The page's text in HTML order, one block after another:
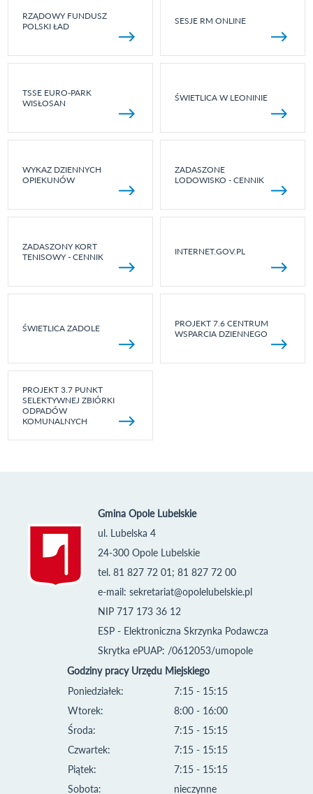
RZĄDOWY FUNDUSZ
POLSKI ŁAD
SESJE RM ONLINE
TSSE EURO-PARK
WISŁOSAN
ŚWIETLICA W LEONINIE
WYKAZ DZIENNYCH
OPIEKUNÓW
ZADASZONE
LODOWISKO - CENNIK
ZADASZONY KORT
TENISOWY - CENNIK
INTERNET.GOV.PL
ŚWIETLICA ZADOLE
PROJEKT 7.6 CENTRUM
WSPARCIA DZIENNEGO
PROJEKT 3.7 PUNKT
SELEKTYWNEJ ZBIÓRKI
ODPADÓW
KOMUNALNYCH
Gmina Opole Lubelskie
ul. Lubelska 4
24-300 Opole Lubelskie
tel. 81 827 72 01; 81 827 72 00
e-mail: sekretariat@opolelubelskie.pl
NIP 717 173 36 12
ESP - Elektroniczna Skrzynka Podawcza
Skrytka ePUAP: /0612053/umopole
Godziny pracy Urzędu Miejskiego
Poniedziałek:
Wtorek:
Środa:
Czwartek:
Piątek:
Sobota:
7:15 - 15:15
8:00 - 16:00
7:15 - 15:15
7:15 - 15:15
7:15 - 15:15
nieczynne